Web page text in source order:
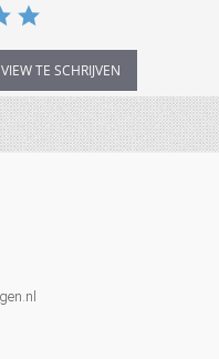
TE SCHRIJVEN